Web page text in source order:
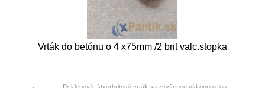
Vrták do betónu o 4 x75mm /2 brit valc.stopka